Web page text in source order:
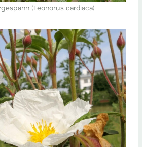
(Leonorus cardiaca)